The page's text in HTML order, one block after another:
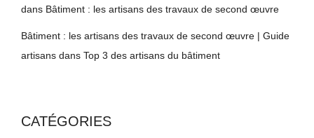
dans Bâtiment : les artisans des travaux de second œuvre
Bâtiment : les artisans des travaux de second œuvre | Guide
artisans dans Top 3 des artisans du bâtiment
CATÉGORIES